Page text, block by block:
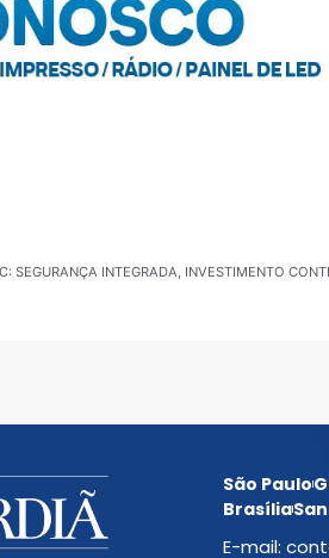
São Paulo
Brasília
E-mail: